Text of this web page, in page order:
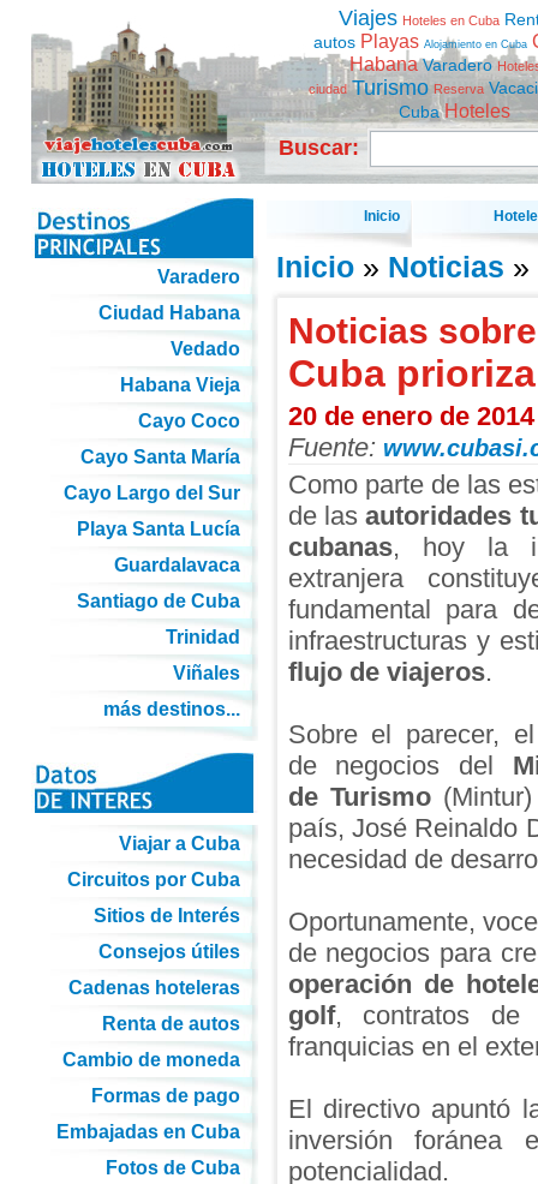
Viajes Hoteles en Cuba
autos Playas Alojamiento en Cuba
Habana Varadero
ciudad Turismo Reserva
Cuba Hoteles
Buscar:
Inicio
Inicio» Noticias »
Noticias
Cuba
20 de enero de 2014
Fuente:
Como parte de las
de lasautoridades
cubanas, hoy la
extranjera
fundamental para
infraestructuras y
flujo de viajeros.
Sobre el parecer,
de negocios del
de Turismo
país, José Reinaldo
necesidad de
Oportunamente,
de negocios para
operación de
golf, contratos de
franquicias en el
El directivo apuntó
inversión foránea
potencialidad.
Varadero
Ciudad Habana
Vedado
Habana Vieja
Cayo Coco
Cayo Santa María
Cayo Largo del Sur
Playa Santa Lucía
Guardalavaca
Santiago de Cuba
Trinidad
Viñales
más destinos...
Viajar a Cuba
Circuitos por Cuba
Sitios de Interés
Consejos útiles
Cadenas hoteleras
Renta de autos
Cambio de moneda
Formas de pago
Embajadas en Cuba
Fotos de Cuba